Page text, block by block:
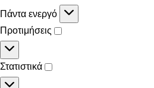
Πάντα ενεργό
Προτιμήσεις
Στατιστικά